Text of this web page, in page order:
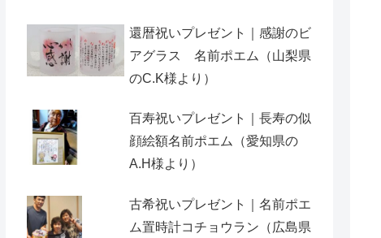
還暦祝いプレゼント｜感謝のビ
アグラス 名前ポエム（山梨県
のC.K様より）
百寿祝いプレゼント｜長寿の似
顔絵額名前ポエム（愛知県の
A.H様より ）
古希祝いプレゼント｜名前ポエ
ム置時計コチョウラン（広島県